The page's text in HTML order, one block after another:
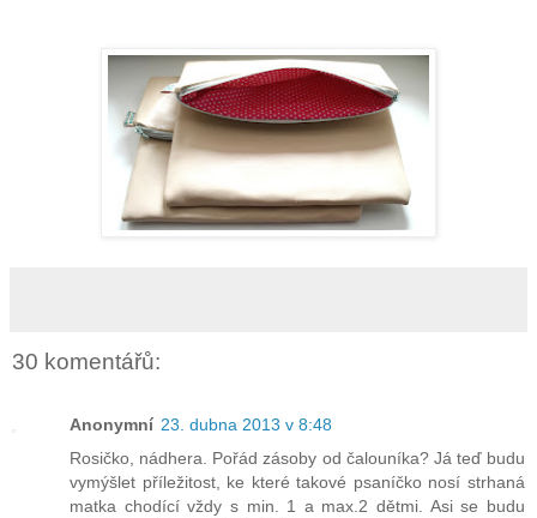
30 komentářů:
Anonymní 23. dubna 2013 v 8:48
Rosičko, nádhera. Pořád zásoby od čalouníka? Já teď budu
vymýšlet příležitost, ke které takové psaníčko nosí strhaná
matka chodící vždy s min. 1 a max.2 dětmi. Asi se budu